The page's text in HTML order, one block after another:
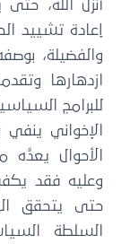
أنزل الله،
إعادة تشييد
والفضيلة،
ازدهارها
للبرامج
الإخواني
الأحوال يعدُّه
وعليه فقد
حتى يتحقق
السلطة